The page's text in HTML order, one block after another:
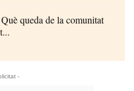
queda de la comunitat
-